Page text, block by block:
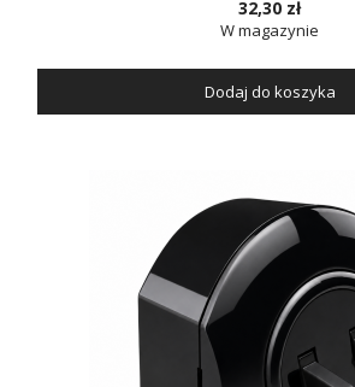
32,30 zł
W magazynie
Dodaj do koszyka